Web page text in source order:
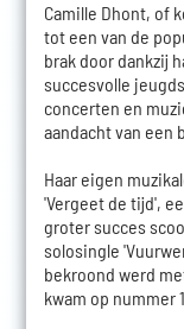
Camille Dhont, of
tot een van de
brak door dankzij
succesvolle
concerten en
aandacht van een
Haar eigen
'Vergeet de tijd',
groter succes
solosingle
bekroond werd
kwam op nummer